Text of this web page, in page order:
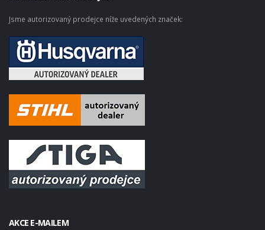
Jsme autorizovaný prodejce níže uvedených značek:
AKCE E-MAILEM